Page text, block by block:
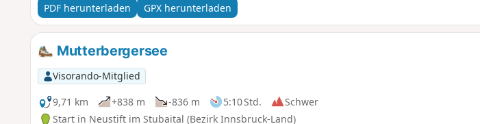
PDF herunterladen GPX herunterladen
Mutterbergersee
Visorando-Mitglied
9,71 km
+838 m -836 m 5:10 Std.
Schwer
Start in Neustift im Stubaital (Bezirk Innsbruck-Land)